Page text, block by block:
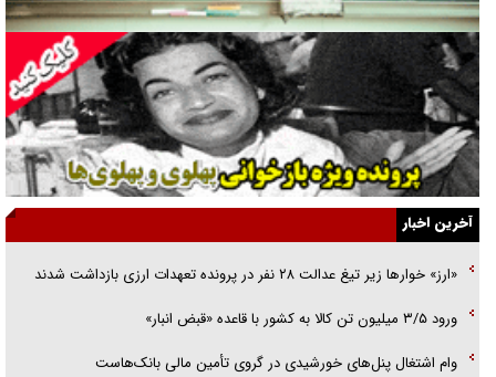
گفت‌وگو با آیت‌الله جاودان/ جفای مخالفان مکانت معنوی رهبر شهید را
ارتقا می‌داد
راننده مست به قانون می‌خندد
همه آقای دوربینی شده‌ایم!
قصه ناتمام سرویس مدارس
آیا مقاومت فلسطین خلع‌سلاح می‌شود؟
آخرین اخبار
«ارز» خوار‌ها زیر تیغ عدالت ۲۸ نفر در پرونده تعهدات ارزی بازداشت شدند
ورود ۳/۵ میلیون تن کالا به کشور با قاعده «قبض انبار»
وام اشتغال پنل‌های خورشیدی در گروی تأمین مالی بانک‌هاست